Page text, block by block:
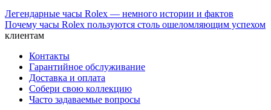
Легендарные часы Rolex — немного истории и фактов
Почему часы Rolex пользуются столь ошеломляющим успехом
клиентам
Контакты
Гарантийное обслуживание
Доставка и оплата
Собери свою коллекцию
Часто задаваемые вопросы